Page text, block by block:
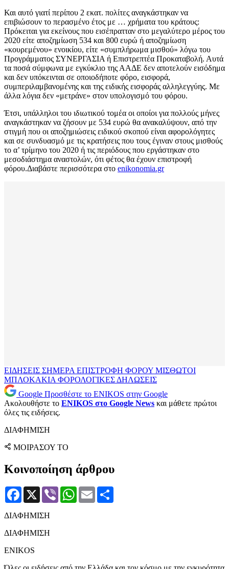
Και αυτό γιατί περίπου 2 εκατ. πολίτες αναγκάστηκαν να
επιβιώσουν το περασμένο έτος με … χρήματα του κράτους:
Πρόκειται για εκείνους που εισέπρατταν στο μεγαλύτερο μέρος του
2020 είτε αποζημίωση 534 και 800 ευρώ ή αποζημίωση
«κουρεμένου» ενοικίου, είτε «συμπλήρωμα μισθού» λόγω του
Προγράμματος ΣΥΝΕΡΓΑΣΙΑ ή Επιστρεπτέα Προκαταβολή. Αυτά
τα ποσά σύμφωνα με εγκύκλιο της ΑΑΔΕ δεν αποτελούν εισόδημα
και δεν υπόκεινται σε οποιοδήποτε φόρο, εισφορά,
συμπεριλαμβανομένης και της ειδικής εισφοράς αλληλεγγύης. Με
άλλα λόγια δεν «μετράνε» στον υπολογισμό του φόρου.
Έτσι, υπάλληλοι του ιδιωτικού τομέα οι οποίοι για πολλούς μήνες
αναγκάστηκαν να ζήσουν με 534 ευρώ θα ανακαλύψουν, από την
στιγμή που οι αποζημιώσεις ειδικού σκοπού είναι αφορολόγητες
και σε συνδυασμό με τις κρατήσεις που τους έγιναν στους μισθούς
το α’ τρίμηνο του 2020 ή τις περιόδους που εργάστηκαν στο
μεσοδιάστημα αναστολών, ότι φέτος θα έχουν επιστροφή
φόρου.Διαβάστε περισσότερα στο enikonomia.gr
ΕΙΔΗΣΕΙΣ ΣΗΜΕΡΑ ΕΠΙΣΤΡΟΦΗ ΦΟΡΟΥ ΜΙΣΘΩΤΟΙ
ΜΠΛΟΚΑΚΙΑ ΦΟΡΟΛΟΓΙΚΕΣ ΔΗΛΩΣΕΙΣ
Google Προσθέστε το ENIKOS στην Google
Ακολουθήστε το ENIKOS στο Google News και μάθετε πρώτοι
όλες τις ειδήσεις.
ΔΙΑΦΗΜΙΣΗ
ΜΟΙΡΑΣΟΥ ΤΟ
Κοινοποίηση άρθρου
Facebook
X Viber WhatsApp
Email
ΔΙΑΦΗΜΙΣΗ
ΔΙΑΦΗΜΙΣΗ
ENIKOS